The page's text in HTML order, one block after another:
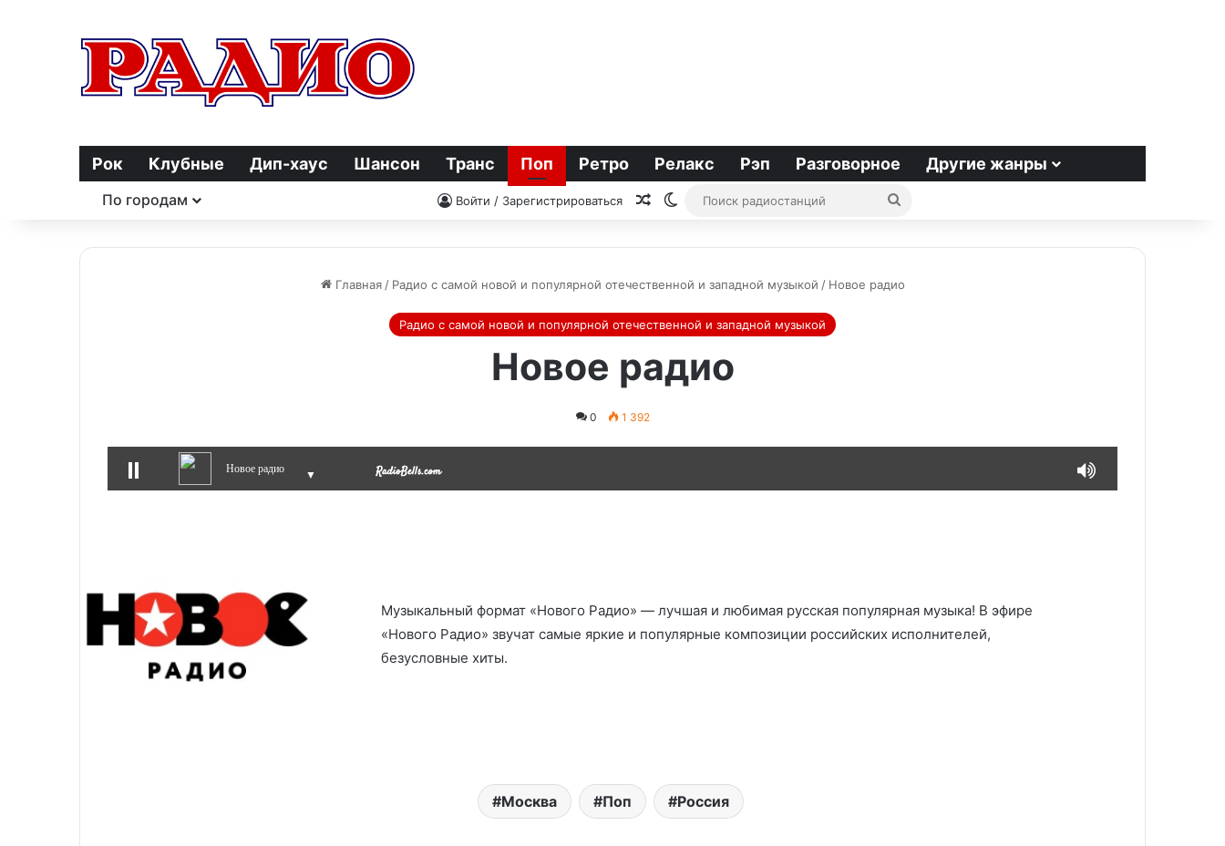
Рок Клубные Дип-хаус Шансон Транс Поп Ретро Релакс Рэп Разговорное Другие жанры
По городам Войти / Зарегистрироваться Случайное радио
Switch skin
Главная / Радио с самой новой и популярной отечественной и западной музыкой / Новое радио
Радио с самой новой и популярной отечественной и западной музыкой
Новое радио
0 1 392
Новое радио ▼
Музыкальный формат «Нового Радио» — лучшая и любимая русская популярная музыка! В эфире
«Нового Радио» звучат самые яркие и популярные композиции российских исполнителей,
безусловные хиты.
Москва Поп Россия